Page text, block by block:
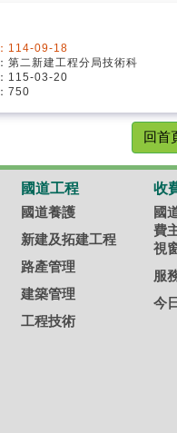
09-18
二新建工程分局技術科
日期：115-03-20
750
回首
國道工程
國道養護
新建及拓建工程
路產管理
建築管理
工程技術
收
國
費
視
服
今